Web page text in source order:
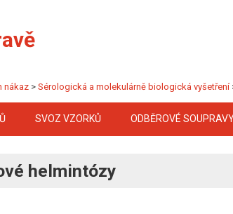
nákaz > Sérologická a molekulárně biologická vyšetření
SVOZ VZORKŮ ODBĚROVÉ
helmintózy